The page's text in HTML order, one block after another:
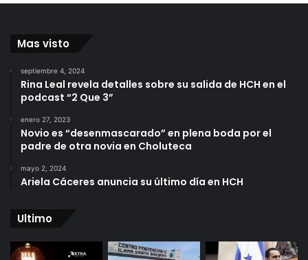
Mas visto
septiembre 4, 2024
Rina Leal revela detalles sobre su salida de HCH en el
podcast “2 Que 3”
enero 27, 2023
Novio es “desenmascarado” en plena boda por el
padre de otra novia en Choluteca
mayo 2, 2024
Ariela Cáceres anuncia su último día en HCH
Ultimo